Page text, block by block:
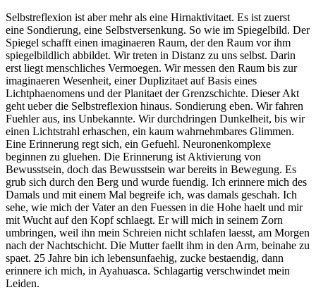
Selbstreflexion ist aber mehr als eine Hirnaktivitaet. Es ist zuerst
eine Sondierung, eine Selbstversenkung. So wie im Spiegelbild. Der
Spiegel schafft einen imaginaeren Raum, der den Raum vor ihm
spiegelbildlich abbildet. Wir treten in Distanz zu uns selbst. Darin
erst liegt menschliches Vermoegen. Wir messen den Raum bis zur
imaginaeren Wesenheit, einer Duplizitaet auf Basis eines
Lichtphaenomens und der Planitaet der Grenzschichte. Dieser Akt
geht ueber die Selbstreflexion hinaus. Sondierung eben. Wir fahren
Fuehler aus, ins Unbekannte. Wir durchdringen Dunkelheit, bis wir
einen Lichtstrahl erhaschen, ein kaum wahrnehmbares Glimmen.
Eine Erinnerung regt sich, ein Gefuehl. Neuronenkomplexe
beginnen zu gluehen. Die Erinnerung ist Aktivierung von
Bewusstsein, doch das Bewusstsein war bereits in Bewegung. Es
grub sich durch den Berg und wurde fuendig. Ich erinnere mich des
Damals und mit einem Mal begreife ich, was damals geschah. Ich
sehe, wie mich der Vater an den Fuessen in die Hohe haelt und mir
mit Wucht auf den Kopf schlaegt. Er will mich in seinem Zorn
umbringen, weil ihn mein Schreien nicht schlafen laesst, am Morgen
nach der Nachtschicht. Die Mutter faellt ihm in den Arm, beinahe zu
spaet. 25 Jahre bin ich lebensunfaehig, zucke bestaendig, dann
erinnere ich mich, in Ayahuasca. Schlagartig verschwindet mein
Leiden.